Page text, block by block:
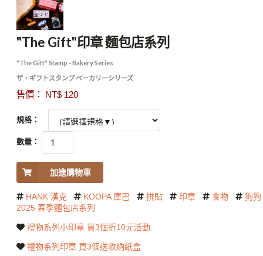
"The Gift"印章 麵包店系列
"The Gift" Stamp - Bakery Series
ザ・ギフトスタンプ ベーカリーシリーズ
售價： NT$ 120
規格：
數量：
加進購物車
HANK 漢克 KOOPA 庫巴 拼貼 印章 食物
狗狗
2025 春季麵包店系列
禮物系列小印章 買3個折10元活動
禮物系列印章 買3個送收納紙盒